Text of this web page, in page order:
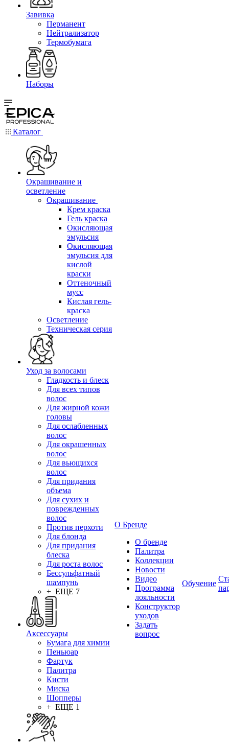
Завивка
Перманент
Нейтрализатор
Термобумага
Наборы
Каталог
Окрашивание и
осветление
Окрашивание
Крем краска
Гель краска
Окисляющая
эмульсия
Окисляющая
эмульсия для
кислой
краски
Оттеночный
мусс
Кислая гель-
краска
Осветление
Техническая серия
Уход за волосами
Гладкость и блеск
Для всех типов
волос
Для жирной кожи
головы
Для ослабленных
волос
Для окрашенных
волос
Для вьющихся
волос
Для придания
объема
Для сухих и
поврежденных
волос
Против перхоти
Для блонда
Для придания
блеска
Для роста волос
Бессульфатный
шампунь
+ ЕЩЕ 7
Аксессуары
Бумага для химии
Пеньюар
Фартук
Палитра
Кисти
Миска
Шопперы
+ ЕЩЕ 1
О Бренде
О бренде
Палитра
Коллекции
Новости
Видео
Программа
лояльности
Конструктор
уходов
Задать
вопрос
Обучение